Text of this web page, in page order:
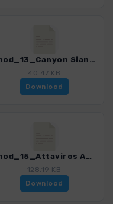
Rhod_13_Canyon Siana_4485_2.gpx
40.47 KB
Download
Rhod_15_Attaviros Agios Isidoros_4485_2.gpx
128.19 KB
Download